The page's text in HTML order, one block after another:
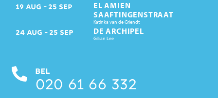
19 AUG 25 SEP
EL AMIEN
SAAFTINGENSTRAAT
Katinka van de Griendt
24 AUG 25 SEP DE ARCHIPEL
Gillian Lee
BEL
020 61 66 332